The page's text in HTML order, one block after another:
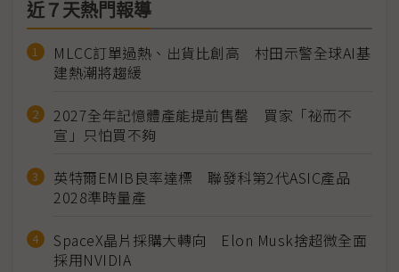
近７天熱門報導
MLCC訂單過熱、出貨比創高 村田示警全球AI基
建熱潮將趨緩
2027全年記憶體產能提前售罄 買家「祕而不
宣」只怕買不夠
英特爾EMIB良率達標 聯發科第2代ASIC產品
2028準時量產
SpaceX晶片採購大轉向 Elon Musk捨超微全面
採用NVIDIA